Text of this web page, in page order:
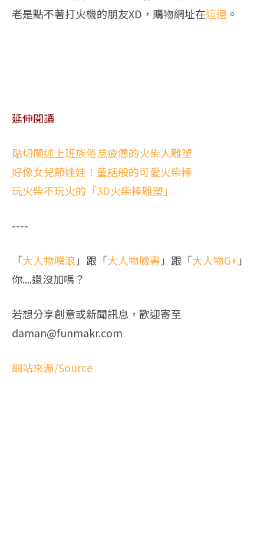
老是點不著打火機的朋友XD，購物網址在這邊 。
延伸閱讀
貼切闡述上班族倦怠疲憊的火柴人雕塑
好像女兒節娃娃！童話般的可愛火柴棒
玩火柴不玩火的「3D火柴棒雕塑」
----
「大人物噗浪 」跟「大人物臉書」跟「大人物G+ 」
你....還沒加嗎？
若想分享創意或新聞訊息，歡迎寄至
daman@funmakr.com
網站來源/Source